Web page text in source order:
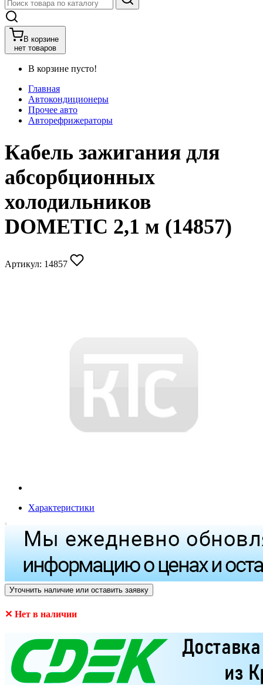
В корзине
нет товаров
В корзине пусто!
Главная
Автокондиционеры
Прочее авто
Авторефрижераторы
Кабель зажигания для
абсорбционных
холодильников
DOMETIC 2,1 м (14857)
Артикул: 14857
Характеристики
Уточнить наличие или оставить заявку
✕ Нет в наличии